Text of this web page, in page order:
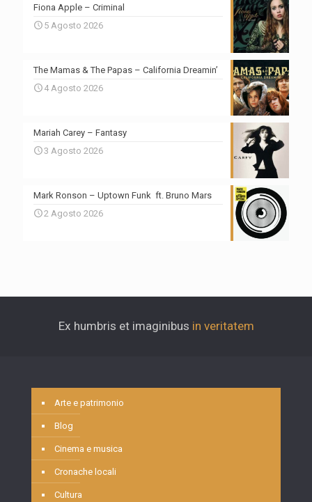
Fiona Apple – Criminal
5 Agosto 2026
The Mamas & The Papas – California Dreamin’
4 Agosto 2026
Mariah Carey – Fantasy
3 Agosto 2026
Mark Ronson – Uptown Funk ft. Bruno Mars
2 Agosto 2026
Ex humbris et imaginibus in veritatem
Arte e patrimonio
Blog
Cinema e musica
Cronache locali
Cultura